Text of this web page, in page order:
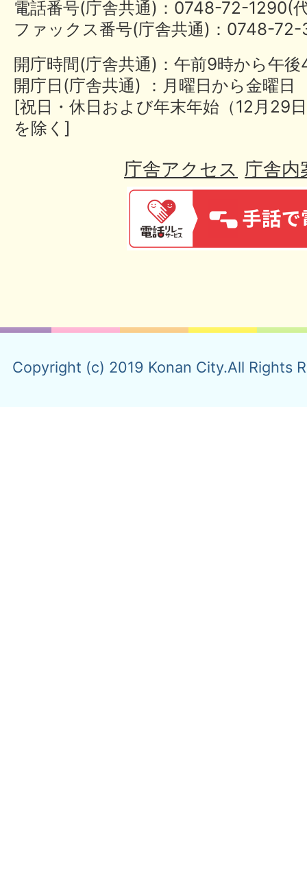
電話番号(庁舎共通)：0748-72-
ファックス番号(庁舎共通)：0748-
開庁時間(庁舎共通)：午前9時から午
開庁日(庁舎共通) ：月曜日から金曜日
[祝日・休日および年末年始（12月29
を除く]
庁舎アクセス 庁舎内
Copyright (c) 2019 Konan City.All Rights